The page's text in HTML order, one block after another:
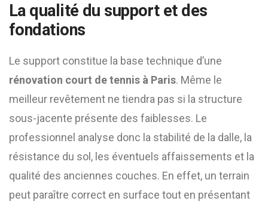
La qualité du support et des
fondations
Le support constitue la base technique d’une
rénovation court de tennis à Paris. Même le
meilleur revêtement ne tiendra pas si la structure
sous-jacente présente des faiblesses. Le
professionnel analyse donc la stabilité de la dalle, la
résistance du sol, les éventuels affaissements et la
qualité des anciennes couches. En effet, un terrain
peut paraître correct en surface tout en présentant